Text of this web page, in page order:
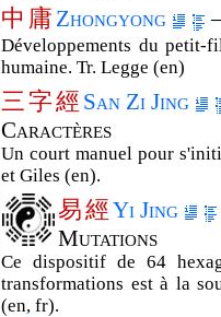
中 庸 Zhongyong
Développements du petit-
humaine. Tr. Legge (en)
三字經 San Zi Jing
Caractères
Un court manuel pour
et Giles (en).
易經Yi Jing
Mutations
Ce dispositif de 64
transformations est à la
(en, fr).